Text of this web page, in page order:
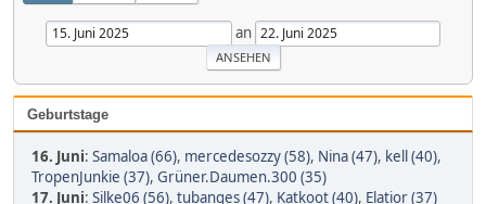
an
Geburtstage
16. Juni: Samaloa (66), mercedesozzy (58), Nina (47), kell (40),
TropenJunkie (37), Grüner.Daumen.300 (35)
17. Juni: Silke06 (56), tubanges (47), Katkoot (40), Elatior (37)